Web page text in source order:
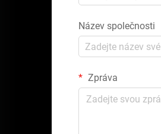
Název společnosti
Zpráva